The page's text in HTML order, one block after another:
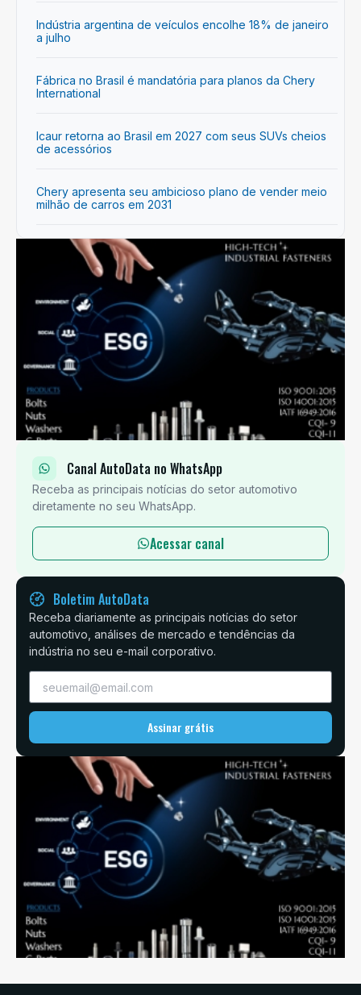
Indústria argentina de veículos encolhe 18% de janeiro
a julho
Fábrica no Brasil é mandatória para planos da Chery
International
Icaur retorna ao Brasil em 2027 com seus SUVs cheios
de acessórios
Chery apresenta seu ambicioso plano de vender meio
milhão de carros em 2031
Canal AutoData no WhatsApp
Receba as principais notícias do setor automotivo
diretamente no seu WhatsApp.
Acessar canal
Boletim AutoData
Receba diariamente as principais notícias do setor
automotivo, análises de mercado e tendências da
indústria no seu e-mail corporativo.
Assinar grátis